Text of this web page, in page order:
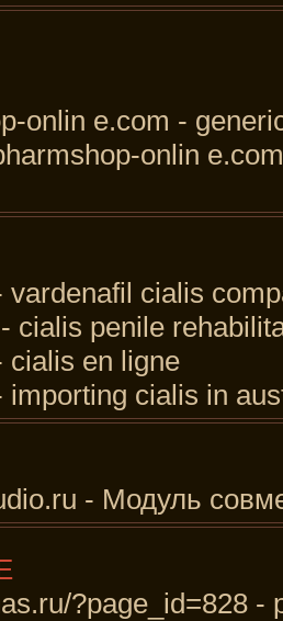
onlin e.com -
onlin
vardenafil cialis
cialis penile
cialis en ligne
importing cialis in
- Модуль
?page_id=828 -